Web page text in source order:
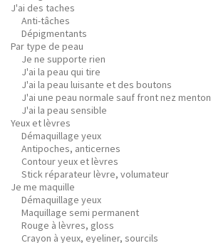
J'ai des taches
Anti-tâches
Dépigmentants
Par type de peau
Je ne supporte rien
J'ai la peau qui tire
J'ai la peau luisante et des boutons
J'ai une peau normale sauf front nez menton
J'ai la peau sensible
Yeux et lèvres
Démaquillage yeux
Antipoches, anticernes
Contour yeux et lèvres
Stick réparateur lèvre, volumateur
Je me maquille
Démaquillage yeux
Maquillage semi permanent
Rouge à lèvres, gloss
Crayon à yeux, eyeliner, sourcils